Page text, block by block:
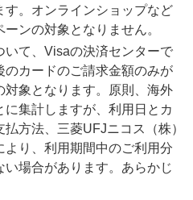
す。オンラインショップなど
ンの対象となりません。
いて、Visaの決済センターで
のカードのご請求金額のみが
対象となります。原則、海外
集計しますが、利用日とカ
方法、三菱UFJニコス（株）
より、利用期間中のご利用分
場合があります。あらかじ